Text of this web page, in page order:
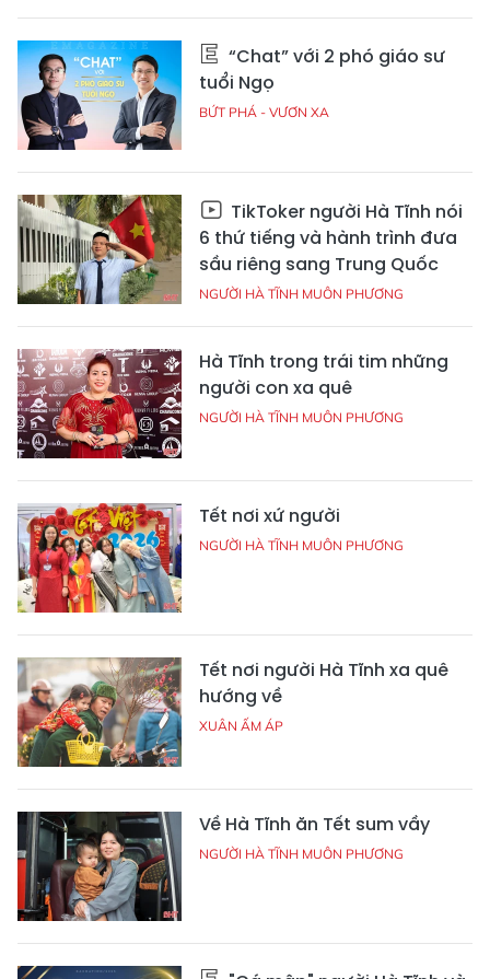
“Chat” với 2 phó giáo sư
tuổi Ngọ
BỨT PHÁ - VƯƠN XA
TikToker người Hà Tĩnh nói
6 thứ tiếng và hành trình đưa
sầu riêng sang Trung Quốc
NGƯỜI HÀ TĨNH MUÔN PHƯƠNG
Hà Tĩnh trong trái tim những
người con xa quê
NGƯỜI HÀ TĨNH MUÔN PHƯƠNG
Tết nơi xứ người
NGƯỜI HÀ TĨNH MUÔN PHƯƠNG
Tết nơi người Hà Tĩnh xa quê
hướng về
XUÂN ẤM ÁP
Về Hà Tĩnh ăn Tết sum vầy
NGƯỜI HÀ TĨNH MUÔN PHƯƠNG